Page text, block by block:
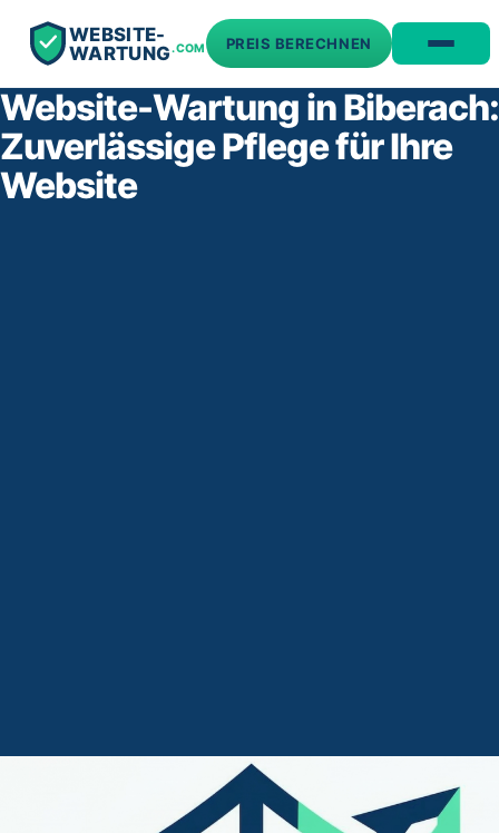
WEBSITE-
WARTUNG.COM PREIS BERECHNEN
Website-Wartung in Biberach:
Zuverlässige Pflege für Ihre
Website